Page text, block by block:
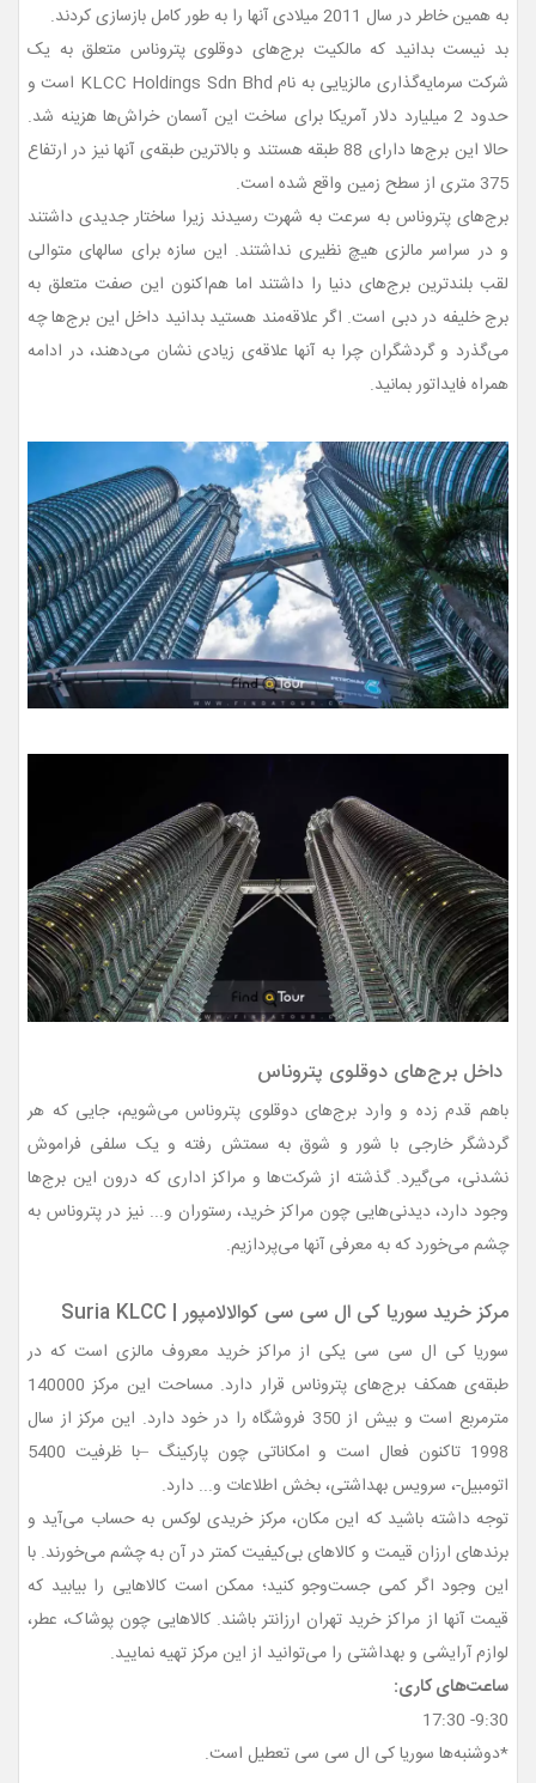
به همین خاطر در سال 2011 میلادی آنها را به طور کامل بازسازی کردند.
بد نیست بدانید که مالکیت برج‌های دوقلوی پتروناس متعلق به یک
شرکت سرمایه‌گذاری مالزیایی به نام KLCC Holdings Sdn Bhd است و
حدود 2 میلیارد دلار آمریکا برای ساخت این آسمان خراش‌ها هزینه شد.
حالا این برج‌ها دارای 88 طبقه هستند و بالاترین طبقه‌ی آنها نیز در ارتفاع
375 متری از سطح زمین واقع شده است.
برج‌های پتروناس به سرعت به شهرت رسیدند زیرا ساختار جدیدی داشتند
و در سراسر مالزی هیچ نظیری نداشتند. این سازه برای سالهای متوالی
لقب بلندترین برج‌های دنیا را داشتند اما هم‌اکنون این صفت متعلق به
برج خلیفه در دبی است. اگر علاقه‌مند هستید بدانید داخل این برج‌ها چه
می‌گذرد و گردشگران چرا به آنها علاقه‌ی زیادی نشان می‌دهند، در ادامه
همراه فایداتور بمانید.
داخل برج‌های دوقلوی پتروناس
باهم قدم زده و وارد برج‌های دوقلوی پتروناس می‌شویم، جایی که هر
گردشگر خارجی با شور و شوق به سمتش رفته و یک سلفی فراموش
نشدنی، می‌گیرد. گذشته از شرکت‌ها و مراکز اداری که درون این برج‌ها
وجود دارد، دیدنی‌هایی چون مراکز خرید، رستوران و... نیز در پتروناس به
چشم می‌خورد که به معرفی آنها می‌پردازیم.
مرکز خرید سوریا کی ال سی سی کوالالامپور | Suria KLCC
سوریا کی ال سی سی یکی از مراکز خرید معروف مالزی است که در
طبقه‌ی همکف برج‌های پتروناس قرار دارد. مساحت این مرکز 140000
مترمربع است و بیش از 350 فروشگاه را در خود دارد. این مرکز از سال
1998 تاکنون فعال است و امکاناتی چون پارکینگ –با ظرفیت 5400
اتومبیل-، سرویس بهداشتی، بخش اطلاعات و... دارد.
توجه داشته باشید که این مکان، مرکز خریدی لوکس به حساب می‌آید و
برندهای ارزان قیمت و کالاهای بی‌کیفیت کمتر در آن به چشم می‌خورند. با
این وجود اگر کمی جست‌وجو کنید؛ ممکن است کالاهایی را بیابید که
قیمت آنها از مراکز خرید تهران ارزانتر باشند. کالاهایی چون پوشاک، عطر،
لوازم آرایشی و بهداشتی را می‌توانید از این مرکز تهیه نمایید.
ساعت‌های کاری:
9:30- 17:30
*دوشنبه‌ها سوریا کی ال سی سی تعطیل است.